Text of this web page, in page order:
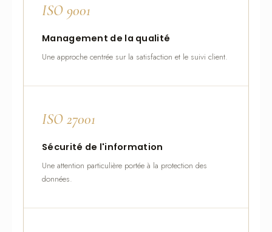
ISO 9001
Management de la qualité
Une approche centrée sur la satisfaction et le suivi client.
ISO 27001
Sécurité de l'information
Une attention particulière portée à la protection des
données.